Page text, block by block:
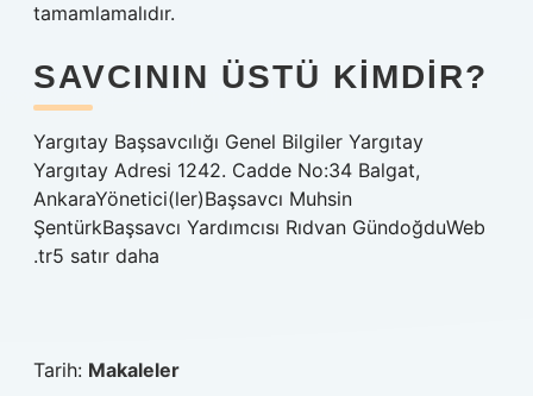
tamamlamalıdır.
SAVCININ ÜSTÜ KIMDIR?
Yargıtay Başsavcılığı Genel Bilgiler Yargıtay
Yargıtay Adresi 1242. Cadde No:34 Balgat,
AnkaraYönetici(ler)Başsavcı Muhsin
ŞentürkBaşsavcı Yardımcısı Rıdvan GündoğduWeb
.tr5 satır daha
Tarih: Makaleler